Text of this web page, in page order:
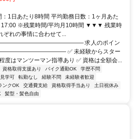
1日あたり8時間 平均勤務日数：1ヶ月あた
17:00 ※残業時間/平均月10時間 ▼▼▼ 残業時
れの事情に合わせて...
求人のポイン
✅ 未経験からスター
度はマンツーマン指導あり ✅ 資格は全額会...
資格取得支援あり バイク通勤OK
学歴不問
学可 転勤なし 経験不問
未経験者歓迎
ンクOK 交通費支給 資格取得手当あり
土日祝休み
髪型・髪色自由